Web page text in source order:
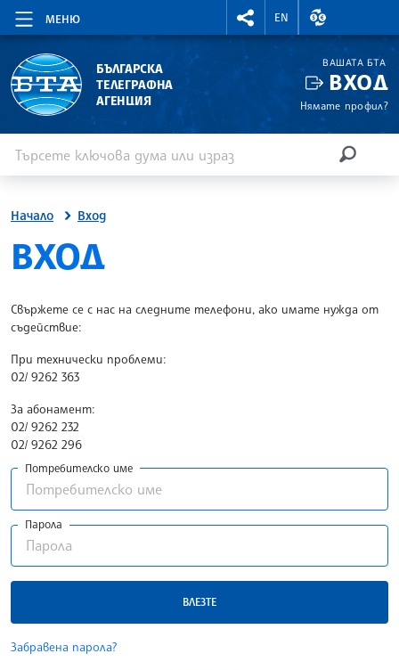
МЕНЮ
RIGHTMENU.SOCIAL
EN
ВАЛУТНИ
БЪЛГАРСКА
ТЕЛЕГРАФНА
АГЕНЦИЯ
ВАШАТА БТА
ВХОД
Нямате профил?
Начало Вход
SITE.BTA
ВХОД
Свържете се с нас на следните телефони, ако имате нужда от
съдействие:
При технически проблеми:
02/ 9262 363
За абонамент:
02/ 9262 232
02/ 9262 296
Потребителско име
Парола
ВЛЕЗТЕ
Забравена парола?